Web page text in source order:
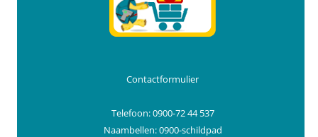
Contactformulier
Telefoon: 0900-72 44 537
Naambellen: 0900-schildpad